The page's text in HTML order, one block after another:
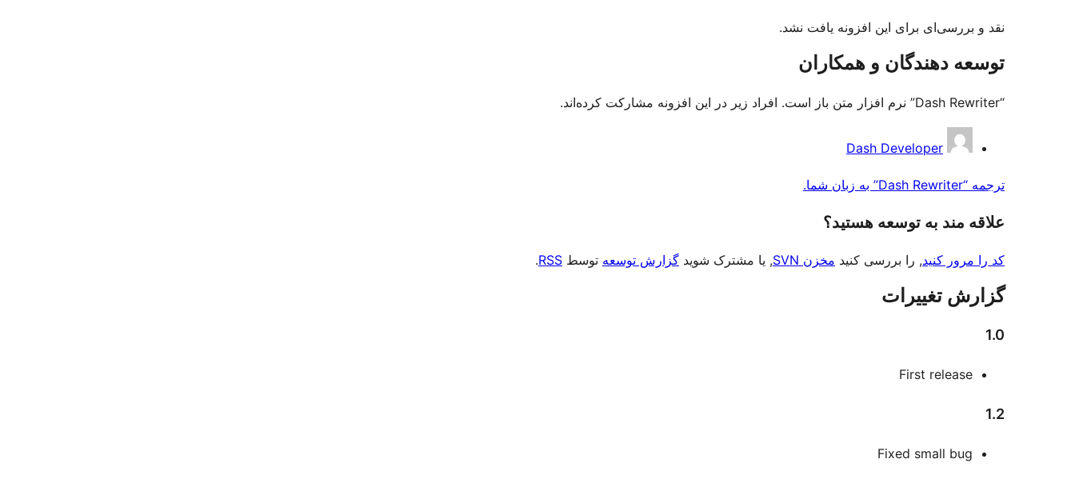
نقد و بررسی‌ای برای این افزونه یافت نشد.
توسعه دهندگان و همکاران
“Dash Rewriter” نرم افزار متن باز است. افراد زیر در این افزونه مشارکت کرده‌اند.
مشارکت
Dash Developer
ترجمه “Dash Rewriter” به زبان شما.
علاقه‌ مند به توسعه هستید؟
کد را مرور کنید, را بررسی کنید مخزن SVN , یا مشترک شوید گزارش توسعه توسط RSS
.
گزارش تغییرات
1.0
First release
1.2
Fixed small bug